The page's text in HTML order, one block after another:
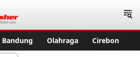
Bandung Olahraga Cirebon